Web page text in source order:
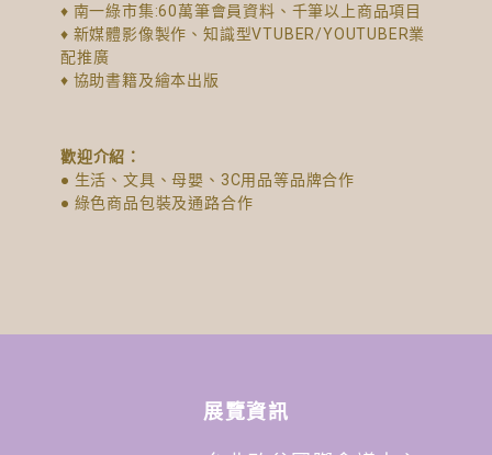
♦ 南一綠市集:60萬筆會員資料、千筆以上商品項目
♦ 新媒體影像製作、知識型VTUBER/YOUTUBER業
配推廣
♦ 協助書籍及繪本出版
歡迎介紹：
● 生活、文具、母嬰、3C用品等品牌合作
● 綠色商品包裝及通路合作
展覽資訊